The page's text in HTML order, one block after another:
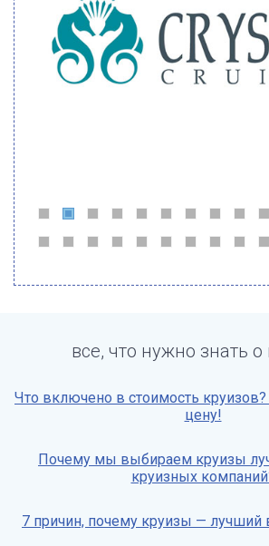
все, что нужно знать о
Что включено в стоимость круизов?
цену!
Почему мы выбираем круизы
круизных
7 причин, почему круизы — лучший